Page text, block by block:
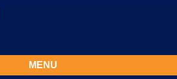
MENU